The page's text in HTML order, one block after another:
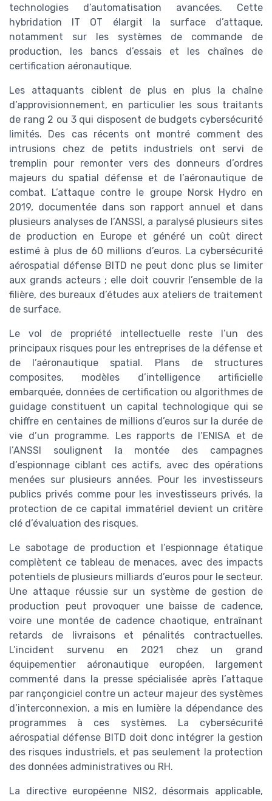
technologies d’automatisation avancées. Cette
hybridation IT OT élargit la surface d’attaque,
notamment sur les systèmes de commande de
production, les bancs d’essais et les chaînes de
certification aéronautique.
Les attaquants ciblent de plus en plus la chaîne
d’approvisionnement, en particulier les sous traitants
de rang 2 ou 3 qui disposent de budgets cybersécurité
limités. Des cas récents ont montré comment des
intrusions chez de petits industriels ont servi de
tremplin pour remonter vers des donneurs d’ordres
majeurs du spatial défense et de l’aéronautique de
combat. L’attaque contre le groupe Norsk Hydro en
2019, documentée dans son rapport annuel et dans
plusieurs analyses de l’ANSSI, a paralysé plusieurs sites
de production en Europe et généré un coût direct
estimé à plus de 60 millions d’euros. La cybersécurité
aérospatial défense BITD ne peut donc plus se limiter
aux grands acteurs ; elle doit couvrir l’ensemble de la
filière, des bureaux d’études aux ateliers de traitement
de surface.
Le vol de propriété intellectuelle reste l’un des
principaux risques pour les entreprises de la défense et
de l’aéronautique spatial. Plans de structures
composites, modèles d’intelligence artificielle
embarquée, données de certification ou algorithmes de
guidage constituent un capital technologique qui se
chiffre en centaines de millions d’euros sur la durée de
vie d’un programme. Les rapports de l’ENISA et de
l’ANSSI soulignent la montée des campagnes
d’espionnage ciblant ces actifs, avec des opérations
menées sur plusieurs années. Pour les investisseurs
publics privés comme pour les investisseurs privés, la
protection de ce capital immatériel devient un critère
clé d’évaluation des risques.
Le sabotage de production et l’espionnage étatique
complètent ce tableau de menaces, avec des impacts
potentiels de plusieurs milliards d’euros pour le secteur.
Une attaque réussie sur un système de gestion de
production peut provoquer une baisse de cadence,
voire une montée de cadence chaotique, entraînant
retards de livraisons et pénalités contractuelles.
L’incident survenu en 2021 chez un grand
équipementier aéronautique européen, largement
commenté dans la presse spécialisée après l’attaque
par rançongiciel contre un acteur majeur des systèmes
d’interconnexion, a mis en lumière la dépendance des
programmes à ces systèmes. La cybersécurité
aérospatial défense BITD doit donc intégrer la gestion
des risques industriels, et pas seulement la protection
des données administratives ou RH.
La directive européenne NIS2, désormais applicable,